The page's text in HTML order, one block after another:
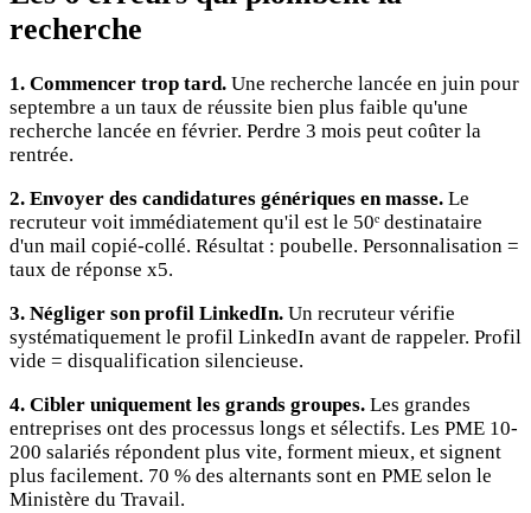
recherche
1. Commencer trop tard. Une recherche lancée en juin pour
septembre a un taux de réussite bien plus faible qu'une
recherche lancée en février. Perdre 3 mois peut coûter la
rentrée.
2. Envoyer des candidatures génériques en masse. Le
recruteur voit immédiatement qu'il est le 50ᵉ destinataire
d'un mail copié-collé. Résultat : poubelle. Personnalisation =
taux de réponse x5.
3. Négliger son profil LinkedIn. Un recruteur vérifie
systématiquement le profil LinkedIn avant de rappeler. Profil
vide = disqualification silencieuse.
4. Cibler uniquement les grands groupes. Les grandes
entreprises ont des processus longs et sélectifs. Les PME 10-
200 salariés répondent plus vite, forment mieux, et signent
plus facilement. 70 % des alternants sont en PME selon le
Ministère du Travail.